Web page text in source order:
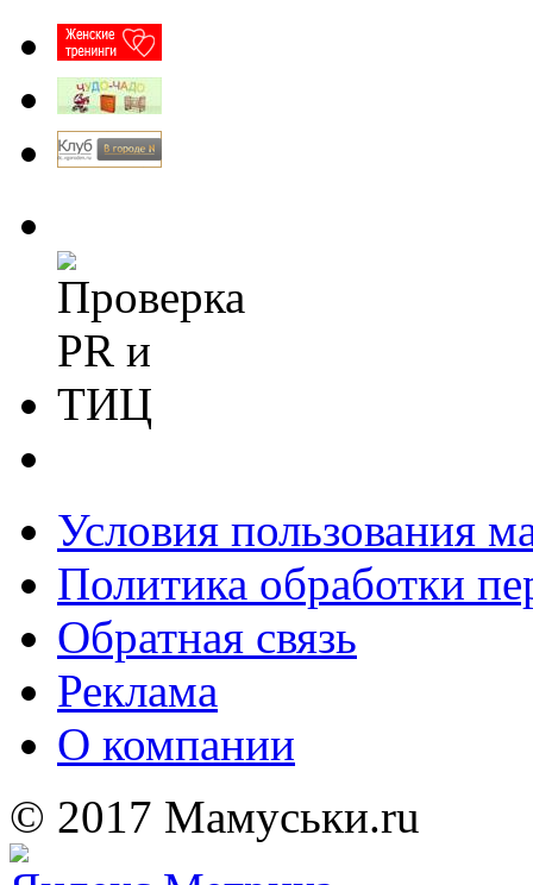
Условия пользования
Политика обработки
Обратная связь
Реклама
О компании
© 2017 Мамуськи.ru